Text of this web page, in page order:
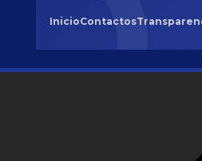
InicioContactos